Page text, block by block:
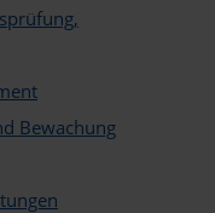
und Catering
Bad
und Medientechnik
GaLa-Bau
und Logistik
Bewachung